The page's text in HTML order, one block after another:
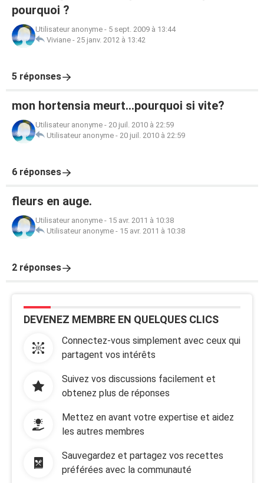
pourquoi ?
Utilisateur anonyme - 5 sept. 2009 à 13:44
Viviane - 25 janv. 2012 à 13:42
5 réponses
mon hortensia meurt...pourquoi si vite?
Utilisateur anonyme - 20 juil. 2010 à 22:59
Utilisateur anonyme - 20 juil. 2010 à 22:59
6 réponses
fleurs en auge.
Utilisateur anonyme - 15 avr. 2011 à 10:38
Utilisateur anonyme - 15 avr. 2011 à 10:38
2 réponses
DEVENEZ MEMBRE EN QUELQUES CLICS
Connectez-vous simplement avec ceux qui
partagent vos intérêts
Suivez vos discussions facilement et
obtenez plus de réponses
Mettez en avant votre expertise et aidez
les autres membres
Sauvegardez et partagez vos recettes
préférées avec la communauté